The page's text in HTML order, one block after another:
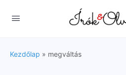
Kezdőlap » megváltás